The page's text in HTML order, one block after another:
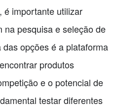
é importante utilizar
na pesquisa e seleção de
opções é a plataforma
produtos
e o potencial de
testar diferentes